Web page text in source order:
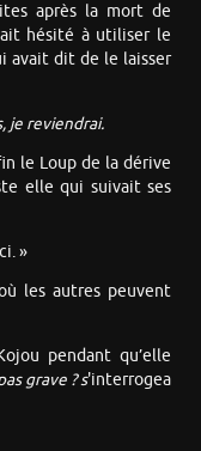
après la mort de
hésité à utiliser le
avait dit de le laisser
je reviendrai.
le Loup de la dérive
elle qui suivait ses
»
les autres peuvent
pendant qu’elle
grave ? s'interrogea